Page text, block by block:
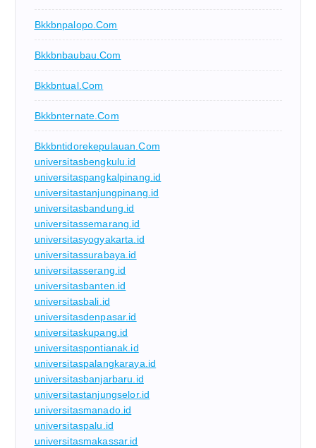
Bkkbnpalopo.com
Bkkbnbaubau.com
Bkkbntual.com
Bkkbnternate.com
Bkkbntidorekepulauan.com
universitasbengkulu.id
universitaspangkalpinang.id
universitastanjungpinang.id
universitasbandung.id
universitassemarang.id
universitasyogyakarta.id
universitassurabaya.id
universitasserang.id
universitasbanten.id
universitasbali.id
universitasdenpasar.id
universitaskupang.id
universitaspontianak.id
universitaspalangkaraya.id
universitasbanjarbaru.id
universitastanjungselor.id
universitasmanado.id
universitaspalu.id
universitasmakassar.id